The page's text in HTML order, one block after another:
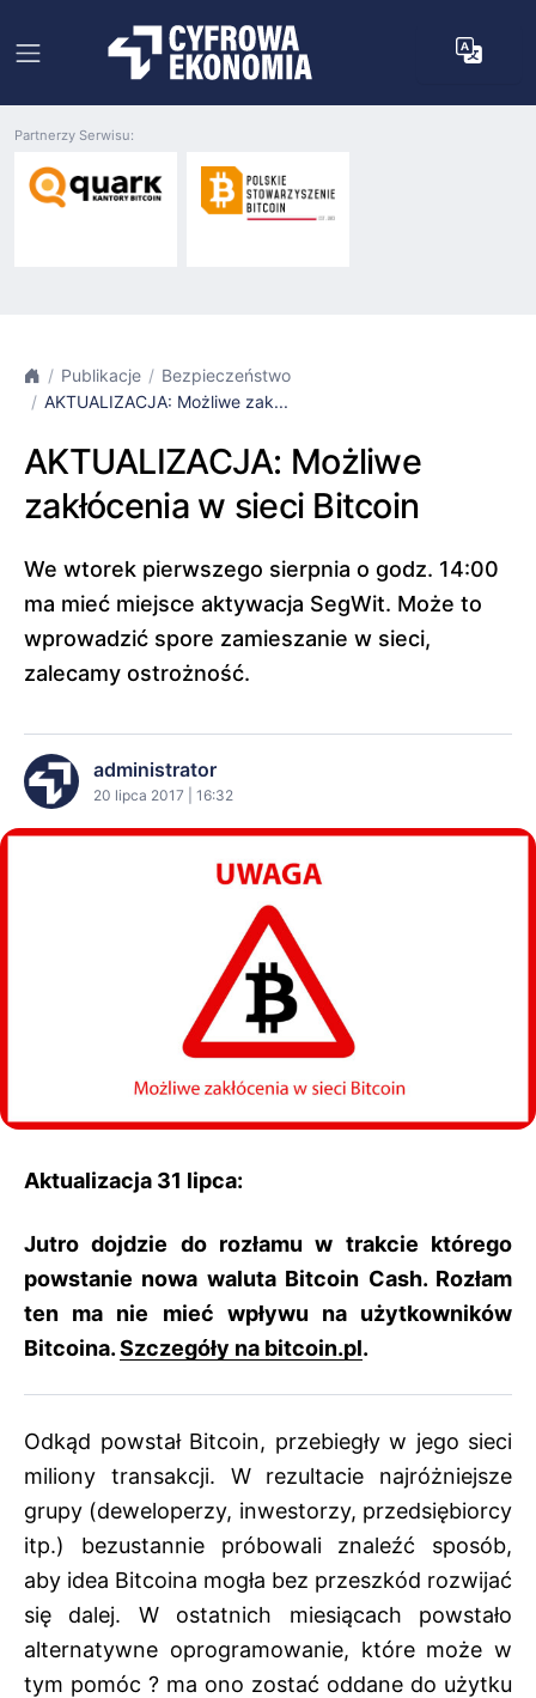
Partnerzy Serwisu:
Publikacje
Bezpieczeństwo
AKTUALIZACJA: Możliwe zak...
AKTUALIZACJA: Możliwe
zakłócenia w sieci Bitcoin
We wtorek pierwszego sierpnia o godz. 14:00
ma mieć miejsce aktywacja SegWit. Może to
wprowadzić spore zamieszanie w sieci,
zalecamy ostrożność.
administrator
20 lipca 2017 | 16:32
Aktualizacja 31 lipca:
Jutro dojdzie do rozłamu w trakcie którego
powstanie nowa waluta Bitcoin Cash. Rozłam
ten ma nie mieć wpływu na użytkowników
Bitcoina.Szczegóły na bitcoin.pl.
Odkąd powstał Bitcoin, przebiegły w jego sieci
miliony transakcji. W rezultacie najróżniejsze
grupy (deweloperzy, inwestorzy, przedsiębiorcy
itp.) bezustannie próbowali znaleźć sposób,
aby idea Bitcoina mogła bez przeszkód rozwijać
się dalej. W ostatnich miesiącach powstało
alternatywne oprogramowanie, które może w
tym pomóc ? ma ono zostać oddane do użytku